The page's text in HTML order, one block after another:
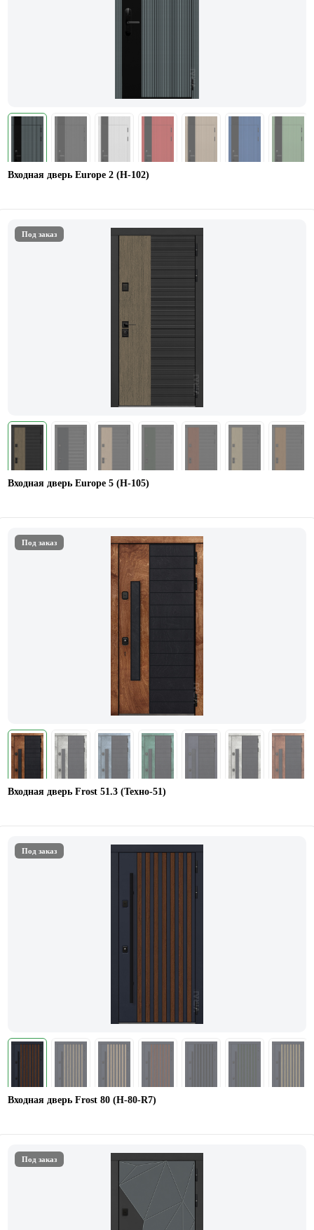
Входная дверь Europe 2 (Н-102)
Под заказ
Входная дверь Europe 5 (H-105)
Под заказ
Входная дверь Frost 51.3 (Техно-51)
Под заказ
Входная дверь Frost 80 (Н-80-R7)
Под заказ